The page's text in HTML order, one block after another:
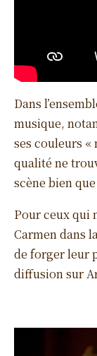
Dans
musique,
ses couleurs
qualité ne
scène bien
Pour ceux qui
Carmen dans
de forger leur
diffusion sur